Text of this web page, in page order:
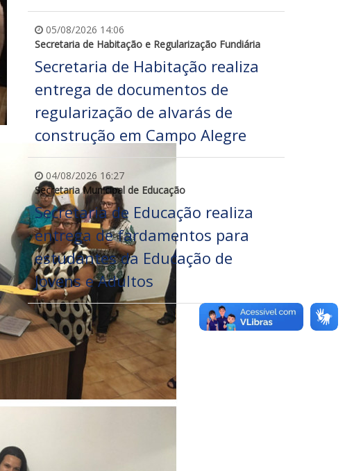
05/08/2026 14:06
Secretaria de Habitação e Regularização Fundiária
Secretaria de Habitação realiza
entrega de documentos de
regularização de alvarás de
construção em Campo Alegre
04/08/2026 16:27
Secretaria Municipal de Educação
Secretaria de Educação realiza
entrega de fardamentos para
estudantes da Educação de
Jovens e Adultos